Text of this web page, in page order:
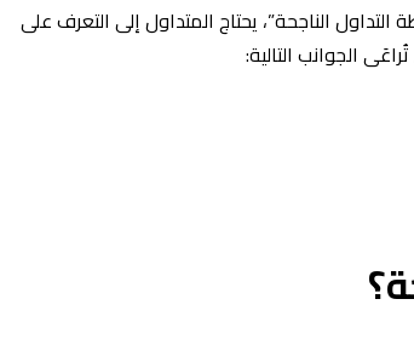
الناجحة”، يحتاج المتداول إلى التعرف على
الجوانب التالية: